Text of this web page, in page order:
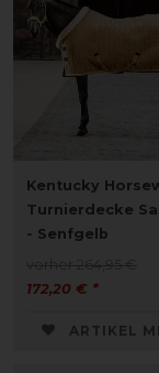
Kentucky
Turnierdecke
- Senfgelb
172,20 € *
ARTIKEL